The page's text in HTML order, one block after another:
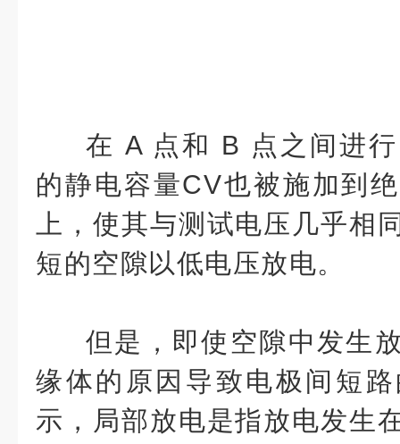
在 A 点和 B 点之间进
的静电容量CV也被施加到
上，使其与测试电压几乎相
短的空隙以低电压放电。
但是，即使空隙中发生
缘体的原因导致电极间短
示，局部放电是指放电发生